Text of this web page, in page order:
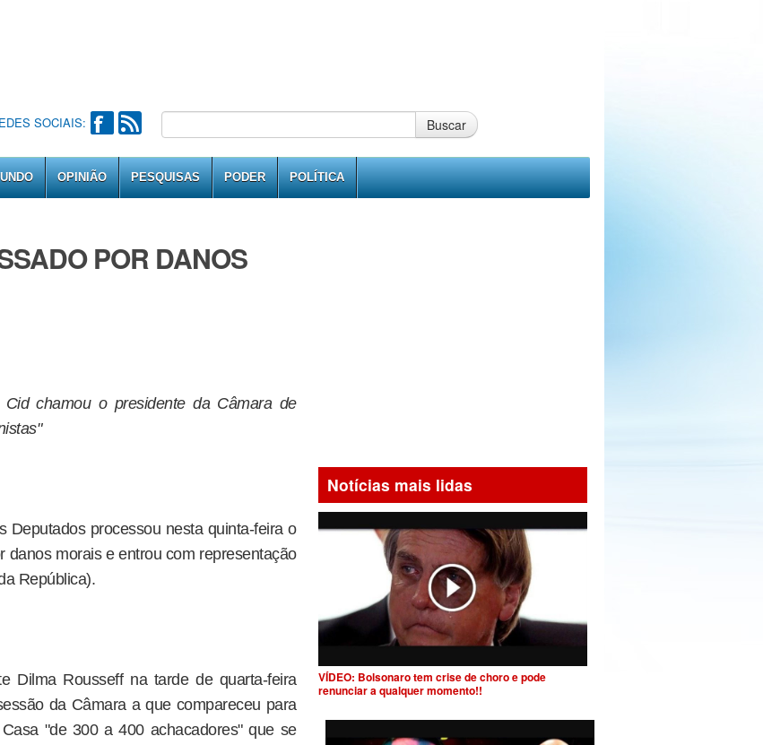
SOCIAIS: Buscar
OPINIÃO PESQUISAS PODER POLÍTICA
POR DANOS
chamou o presidente da Câmara de
Deputados processou nesta quinta-feira o
morais e entrou com representação
República).
Dilma Rousseff na tarde de quarta-feira
da Câmara a que compareceu para
"de 300 a 400 achacadores" que se
Notícias mais lidas
VÍDEO: Bolsonaro tem crise de choro e pode
renunciar a qualquer momento!!